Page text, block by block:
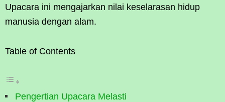
Upacara ini mengajarkan nilai keselarasan hidup
manusia dengan alam.
Table of Contents
Pengertian Upacara Melasti